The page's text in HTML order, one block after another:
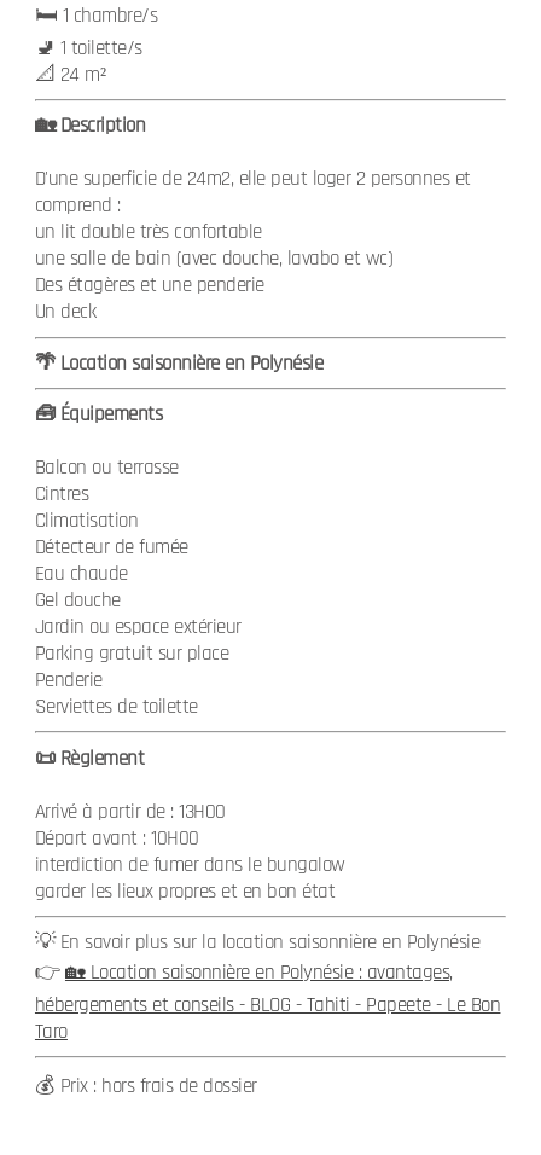
🛏️ 1 chambre/s
🚽 1 toilette/s
📐 24 m²
🏡 Description
D'une superficie de 24m2, elle peut loger 2 personnes et
comprend :
un lit double très confortable
une salle de bain (avec douche, lavabo et wc)
Des étagères et une penderie
Un deck
🌴 Location saisonnière en Polynésie
🧰 Équipements
Balcon ou terrasse
Cintres
Climatisation
Détecteur de fumée
Eau chaude
Gel douche
Jardin ou espace extérieur
Parking gratuit sur place
Penderie
Serviettes de toilette
📜 Règlement
Arrivé à partir de : 13H00
Départ avant : 10H00
interdiction de fumer dans le bungalow
garder les lieux propres et en bon état
💡 En savoir plus sur la location saisonnière en Polynésie
👉🏡 Location saisonnière en Polynésie : avantages,
hébergements et conseils - BLOG - Tahiti - Papeete - Le Bon
Taro
💰 Prix : hors frais de dossier